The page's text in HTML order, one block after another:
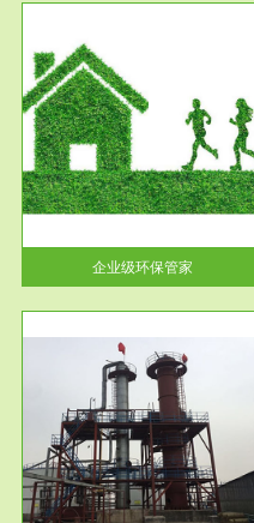
企业级环保管家
服务范围
固体危险废物处理
固体废物解释：固体废物是指
们在生产建设、日常生活和其
活动中...
服务范围
市政固废处理
蔚蓝生态环境科技所从事的市